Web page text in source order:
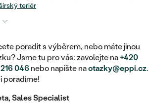
DIAMANTEM
teriér
poradit s výběrem, nebo máte jinou
Jsme tu pro vás: zavolejte na+420
046 nebo napište naotazky@eppi.cz.
poradíme!
Sales Specialist